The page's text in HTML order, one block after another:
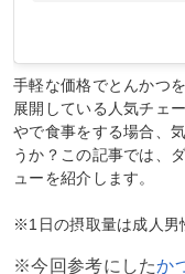
手軽な価格でとんかつ
展開している人気チェ
やで食事をする場合、
うか？この記事では、
ューを紹介します。
※1日の摂取量は成人男
※今回参考にしたか